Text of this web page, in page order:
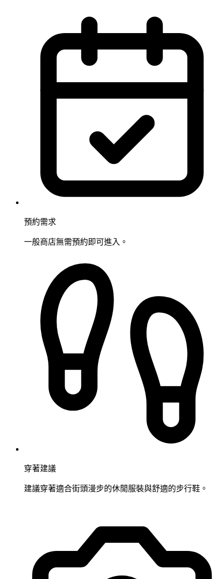
預約需求
一般商店無需預約即可進入。
穿著建議
建議穿著適合街頭漫步的休閒服裝與舒適的步行鞋。